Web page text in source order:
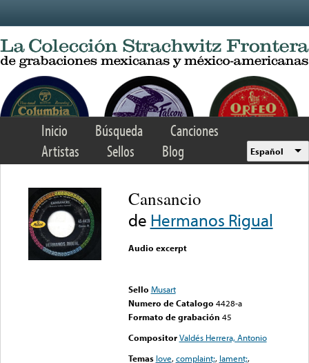
Inicio Búsqueda
Canciones
Artistas
Sellos Blog Español
Cansancio
de Hermanos Rigual
Audio excerpt
Sello Musart
Numero de Catalogo 4428-a
Formato de grabación 45
Compositor Valdés Herrera, Antonio
Temas love,complaint;, lament;,